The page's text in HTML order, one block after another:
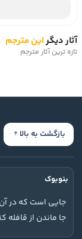
آثار دیگراین مترجم
تازه ترین آثار مترجم
بازگشت به بالا
بنوبوک
جایی است که در
جا ماندن از قافله